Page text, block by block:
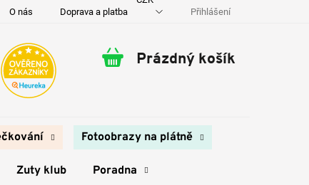
O nás Doprava a platba Kontakty Přihlášení
Nákupní
Prázdný košík
Fotoobrazy na plátně
Zuty klub Poradna